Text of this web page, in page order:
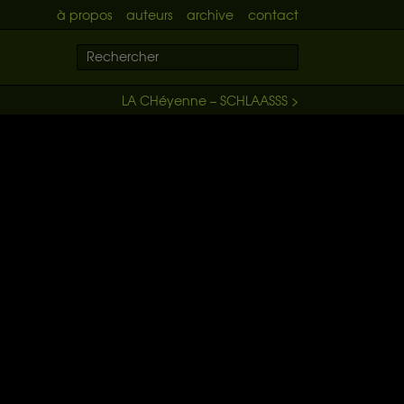
à propos auteurs archive contact
LA CHéyenne – SCHLAASSS >